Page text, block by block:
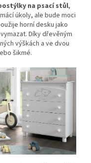
na psací stůl,
úkoly, ale bude moci
horní desku jako
Díky dřevěným
výškách a ve dvou
šikmé.